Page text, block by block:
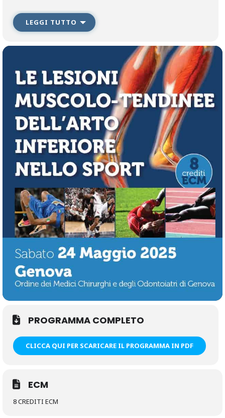
ecografica e RM dei muscoli e dei tendini con particolare
riferimento alla semeiotica delle lesioni dell’arto inferiore nello
sport.
ecografica nelle procedure terapeutiche percutanee
rigenerative attraverso con lezioni in powerpoint e video
LEGGI TUTTO
PROGRAMMA COMPLETO
CLICCA QUI PER SCARICARE IL PROGRAMMA IN PDF
ECM
8 CREDITI ECM